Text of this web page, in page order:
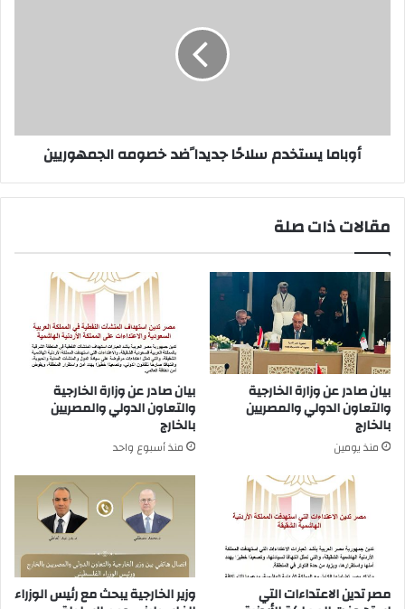
أوباما يستخدم سلاحًا جديدا ًضد خصومه الجمهوريين
مقالات ذات صلة
بيان صادر عن وزارة الخارجية
والتعاون الدولي والمصريين
بالخارج
منذ يومين
بيان صادر عن وزارة الخارجية
والتعاون الدولي والمصريين
بالخارج
منذ أسبوع واحد
مصر تدين الاعتداءات التي وزير الخارجية يبحث مع رئيس الوزراء